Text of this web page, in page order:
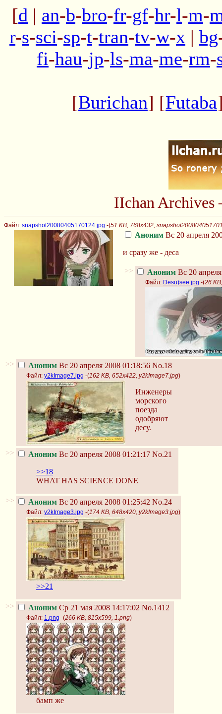
[d | an-b-bro-fr-gf-hr-l-m-
r-s-sci-sp-t-tran-tv-w-x | bg
fi-hau-jp-ls-ma-me-rm-
[Burichan] [Futaba
IIchan
Файл: snapshot20080405170124.jpg -(51 KB, 768x432,
Аноним Вс 20 апреля
и сразу же - деса
>> Аноним Вс 20
Файл: Desu)see.jpg -(26
>> Аноним Вс 20 апреля 2008 01:18:56 No.18
Файл: y2kImage7.jpg -(162 KB, 652x422, y2kImage7.jpg)
Инженеры
морского
поезда
одобряют
десу.
>> Аноним Вс 20 апреля 2008 01:21:17 No.21
>>18
WHAT HAS SCIENCE DONE
>> Аноним Вс 20 апреля 2008 01:25:42 No.24
Файл: y2kImage3.jpg -(174 KB, 648x420, y2kImage3.jpg)
>>21
>> Аноним Ср 21 мая 2008 14:17:02 No.1412
Файл: 1.png -(266 KB, 815x599, 1.png)
бамп же